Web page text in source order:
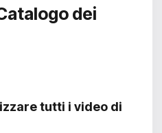
dei
tutti i video di